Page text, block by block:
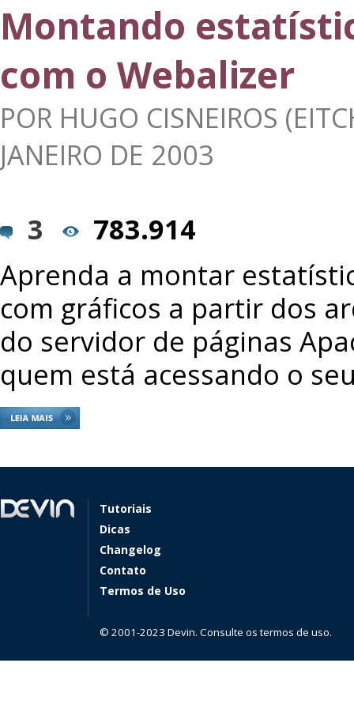
Montando
com o Webalizer
POR HUGO CISNEIROS
JANEIRO DE 2003
3
783.914
Aprenda a montar
com gráficos a partir dos
do servidor de páginas
quem está acessando o
Tutoriais
Dicas
Changelog
Contato
Termos de Uso
© 2001-2023 Devin. Consulte os termos de uso.